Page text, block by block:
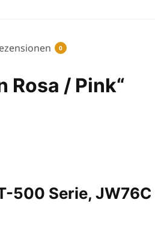
0
Rosa / Pink“
500 Serie, JW76C